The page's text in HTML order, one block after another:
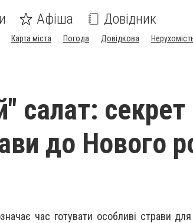
Афіша Довідник
Карта міста Погода Довідкова
салат: секрет
до Нового
час готувати особливі страви